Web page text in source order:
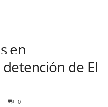
en
de El
0